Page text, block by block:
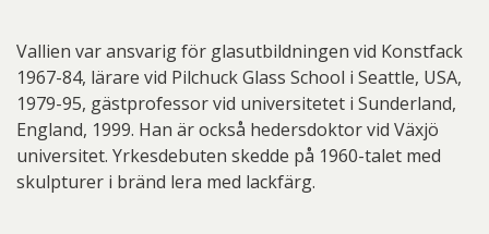
Vallien var ansvarig för glasutbildningen vid Konstfack
1967-84, lärare vid Pilchuck Glass School i Seattle, USA,
1979-95, gästprofessor vid universitetet i Sunderland,
England, 1999. Han är också hedersdoktor vid Växjö
universitet. Yrkesdebuten skedde på 1960-talet med
skulpturer i bränd lera med lackfärg.